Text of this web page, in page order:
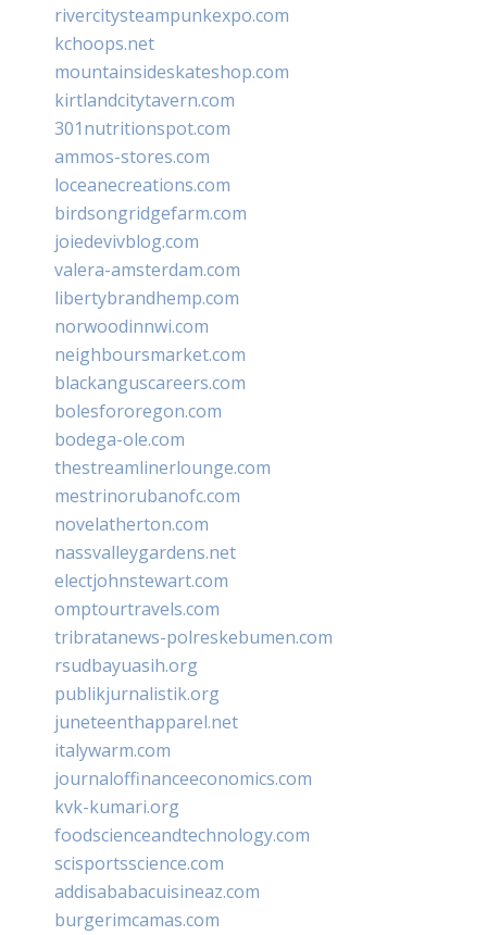
rivercitysteampunkexpo.com
kchoops.net
mountainsideskateshop.com
kirtlandcitytavern.com
301nutritionspot.com
ammos-stores.com
loceanecreations.com
birdsongridgefarm.com
joiedevivblog.com
valera-amsterdam.com
libertybrandhemp.com
norwoodinnwi.com
neighboursmarket.com
blackanguscareers.com
bolesfororegon.com
bodega-ole.com
thestreamlinerlounge.com
mestrinorubanofc.com
novelatherton.com
nassvalleygardens.net
electjohnstewart.com
omptourtravels.com
tribratanews-polreskebumen.com
rsudbayuasih.org
publikjurnalistik.org
juneteenthapparel.net
italywarm.com
journaloffinanceeconomics.com
kvk-kumari.org
foodscienceandtechnology.com
scisportsscience.com
addisababacuisineaz.com
burgerimcamas.com